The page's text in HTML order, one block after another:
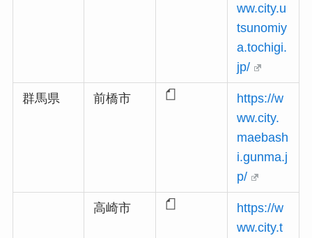
ww.city.u
tsunomiy
a.tochigi.
jp/
群馬県 前橋市
https://w
ww.city.
maebash
i.gunma.j
p/
高崎市
https://w
ww.city.t